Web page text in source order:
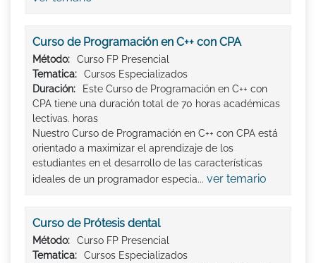
Curso de Programación en C++ con CPA
Método:
Curso FP Presencial
Tematica:
Cursos Especializados
Duración:
Este Curso de Programación en C++ con
CPA tiene una duración total de 70 horas académicas
lectivas. horas
Nuestro Curso de Programación en C++ con CPA está
orientado a maximizar el aprendizaje de los
estudiantes en el desarrollo de las características
ideales de un programador especia... ver temario
Curso de Prótesis dental
Método:
Curso FP Presencial
Tematica:
Cursos Especializados